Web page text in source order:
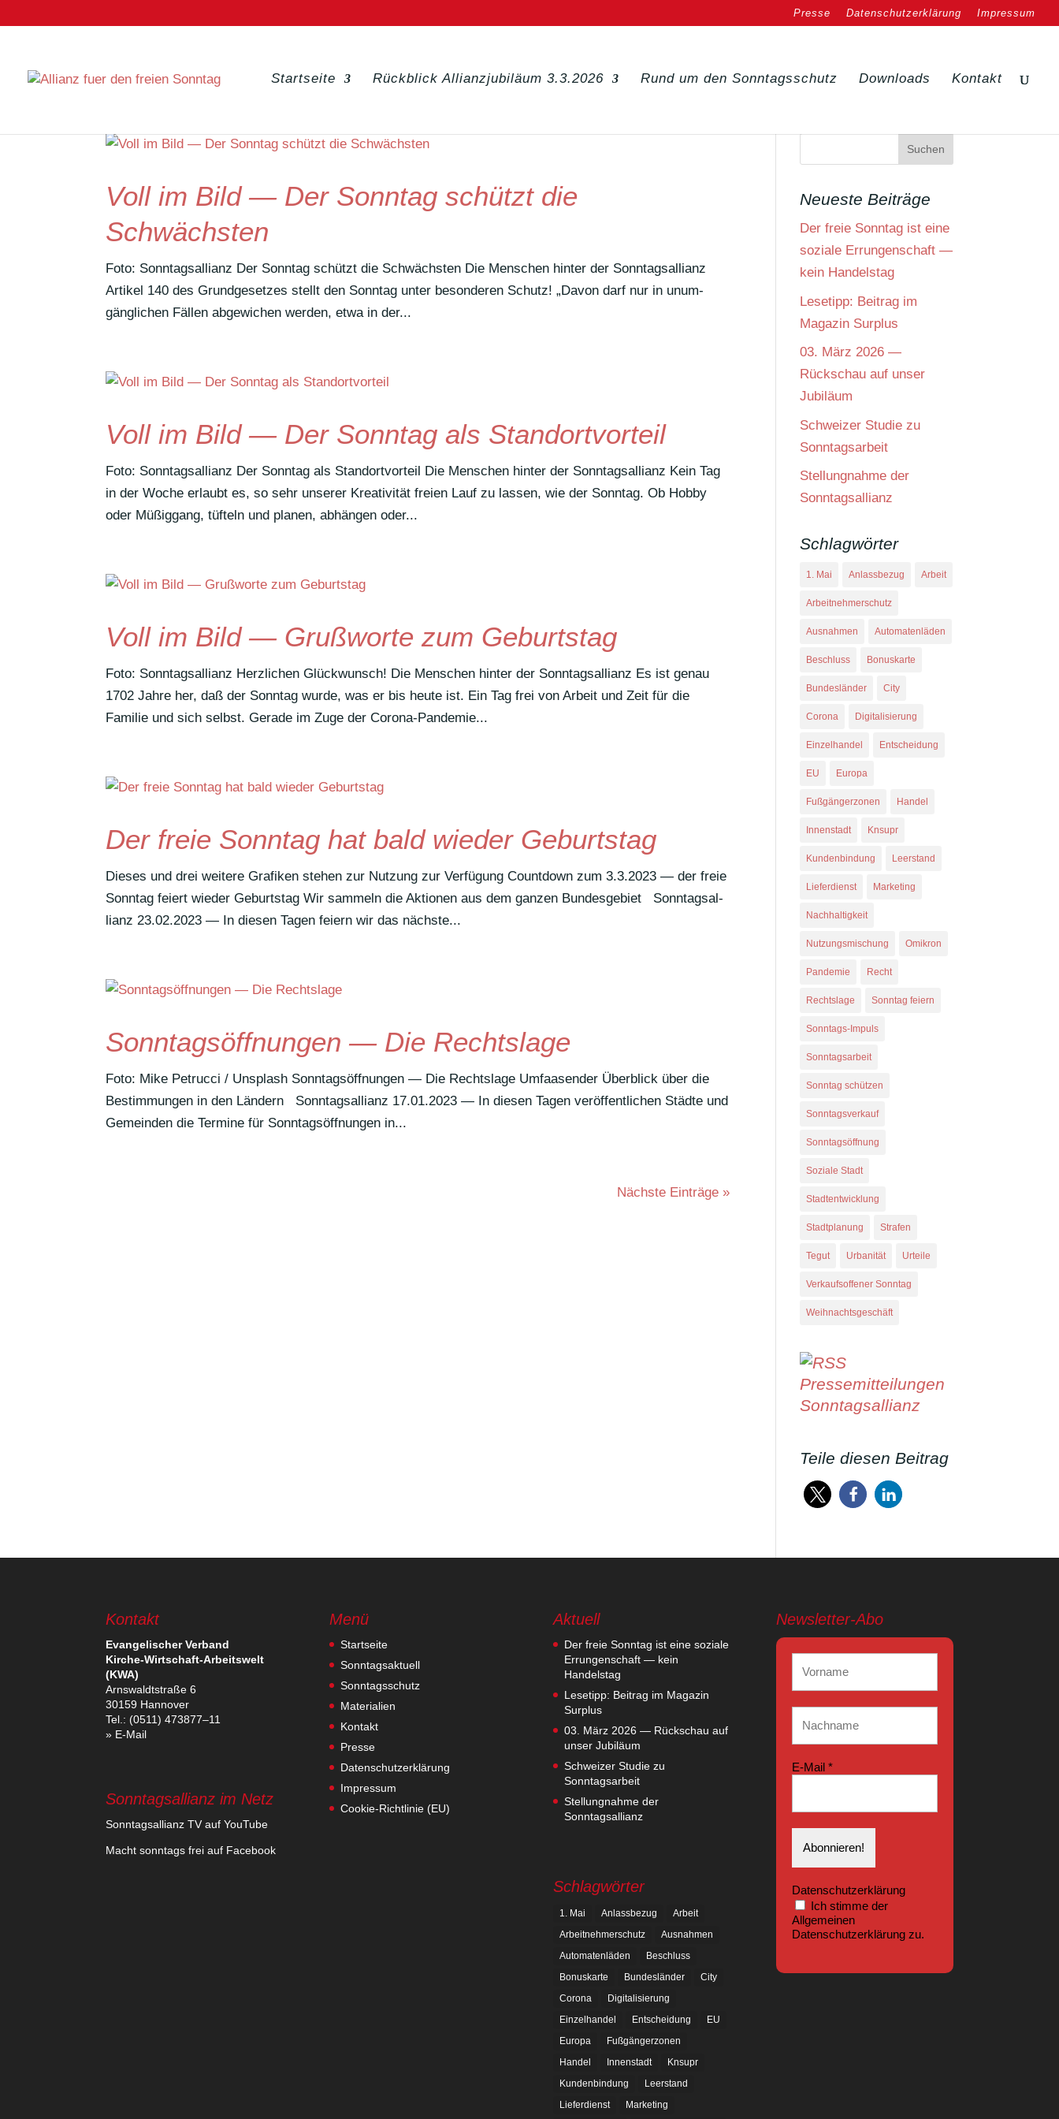
Presse Datenschutzerklärung Impressum
Startseite Rückblick Allianzjubiläum 3.3.2026 Rund um den Sonntagsschutz Downloads Kontakt
Voll im Bild — Der Sonntag schützt die
Schwächsten
Foto: Sonn­tags­al­lianz Der Sonntag schützt die Schwächsten Die Menschen hinter der Sonntagsallianz
Artikel 140 des Grund­ge­setzes stellt den Sonntag unter beson­deren Schutz! „Davon darf nur in unum­
gäng­li­chen Fällen abge­wi­chen werden, etwa in der...
Voll im Bild — Der Sonntag als Standortvorteil
Foto: Sonn­tags­al­lianz Der Sonntag als Standortvorteil Die Menschen hinter der Sonntagsallianz Kein Tag
in der Woche erlaubt es, so sehr unserer Krea­ti­vität freien Lauf zu lassen, wie der Sonntag. Ob Hobby
oder Müßig­gang, tüfteln und planen, abhängen oder...
Voll im Bild — Grußworte zum Geburtstag
Foto: Sonn­tags­al­lianz Herz­li­chen Glückwunsch! Die Menschen hinter der Sonntagsallianz Es ist genau
1702 Jahre her, daß der Sonntag wurde, was er bis heute ist. Ein Tag frei von Arbeit und Zeit für die
Familie und sich selbst. Gerade im Zuge der Corona-Pandemie...
Der freie Sonntag hat bald wieder Geburtstag
Dieses und drei weitere Grafiken stehen zur Nutzung zur Verfügung Count­down zum 3.3.2023 — der freie
Sonntag feiert wieder Geburtstag Wir sammeln die Aktionen aus dem ganzen Bundesgebiet Sonn­tags­al­
lianz 23.02.2023 — In diesen Tagen feiern wir das nächste...
Sonntagsöffnungen — Die Rechtslage
Foto: Mike Petrucci / Unsplash Sonn­tags­öff­nungen — Die Rechtslage Umfaa­sender Über­blick über die
Bestim­mungen in den Ländern Sonn­tags­al­lianz 17.01.2023 — In diesen Tagen veröf­fent­li­chen Städte und
Gemeinden die Termine für Sonn­tags­öff­nungen in...
Nächste Einträge »
Neueste Beiträge
Der freie Sonntag ist eine
soziale Errungenschaft —
kein Handelstag
Lesetipp: Beitrag im
Magazin Surplus
03. März 2026 —
Rückschau auf unser
Jubiläum
Schweizer Studie zu
Sonntagsarbeit
Stellungnahme der
Sonntagsallianz
Schlagwörter
1. Mai Anlassbezug Arbeit
Arbeitnehmerschutz
Ausnahmen Automatenläden
Beschluss Bonuskarte
Bundesländer City
Corona Digitalisierung
Einzelhandel Entscheidung
EU Europa
Fußgängerzonen Handel
Innenstadt Knsupr
Kundenbindung Leerstand
Lieferdienst Marketing
Nachhaltigkeit
Nutzungsmischung Omikron
Pandemie Recht
Rechtslage Sonntag feiern
Sonntags-Impuls
Sonntagsarbeit
Sonntag schützen
Sonntagsverkauf
Sonntagsöffnung
Soziale Stadt
Stadtentwicklung
Stadtplanung Strafen
Tegut Urbanität Urteile
Verkaufsoffener Sonntag
Weihnachtsgeschäft
Pressemitteilungen
Sonntagsallianz
Teile diesen Beitrag
Kontakt
Evan­ge­li­scher Verband
Kirche-Wirt­schaft-Arbeits­welt
(KWA)
Arns­waldt­straße 6
30159 Hannover
Tel.: (0511) 473877–11
» E‑Mail
Sonntagsallianz im Netz
Sonn­tags­al­lianz TV auf YouTube
Macht sonn­tags frei auf Facebook
Menü
Startseite
Sonntagsaktuell
Sonntagsschutz
Materialien
Kontakt
Presse
Datenschutzerklärung
Impressum
Cookie-Richtlinie (EU)
Aktuell
Der freie Sonntag ist eine soziale
Errungenschaft — kein
Handelstag
Lesetipp: Beitrag im Magazin
Surplus
03. März 2026 — Rückschau auf
unser Jubiläum
Schweizer Studie zu
Sonntagsarbeit
Stellungnahme der
Sonntagsallianz
Schlagwörter
1. Mai Anlassbezug
Arbeit
Arbeitnehmerschutz
Ausnahmen
Automatenläden
Beschluss
Bonuskarte
Bundesländer
City
Corona
Digitalisierung
Einzelhandel
Entscheidung
EU
Europa
Fußgängerzonen
Handel
Innenstadt
Knsupr
Kundenbindung
Leerstand
Lieferdienst
Marketing
Newsletter-Abo
E-Mail*
Datenschutzerklärung
Ich stimme der
Allgemeinen
Datenschutzerklärung zu.